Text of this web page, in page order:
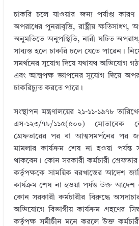
চাকরি চলে যাওয়ার জন্য পর্যাপ্ত
অপরাধের পুনরাবৃত্তি, রাষ্ট্রীয় ক্ষতিসাধণ,
অনুমতিতে অনুপস্থিতি, নারী ঘটিত
সাব্যস্ত হলে চাকরি চলে যেতে পারেন।
সমর্থনের সুযোগ দিয়ে যথাযথ অভিযোগ
এবং আত্মপক্ষ জ্ঞাপনের সুযোগ দিয়ে
চাকরিচ্যুত করতে পারে।
সংস্থাপন মন্ত্রণালয়ের ২১-১১-১৯৭৮
এস-১২৩/৭৮/১১৫(৫০০) মোতাবেক
গ্রেফতারের পর বা আত্মসমর্পনের পর
মামলার কার্যক্রম শেষ না হওয়া পর্যন্ত
থাকবেন। কোন সরকারী কর্মচারী গ্রেফতার
কর্তৃপক্ষকে সাময়িক বরখাস্তের আদেশ
কার্যক্রম শেষ না হওয়া পর্যন্ত উক্ত আদেশ
কোন সরকারী কর্মচারীর বিরুদ্ধে
অভিযোগে বিভাগীয় কার্যক্রম গ্রহণের
কর্তৃপক্ষ সমীচীন মনে করলে উক্ত